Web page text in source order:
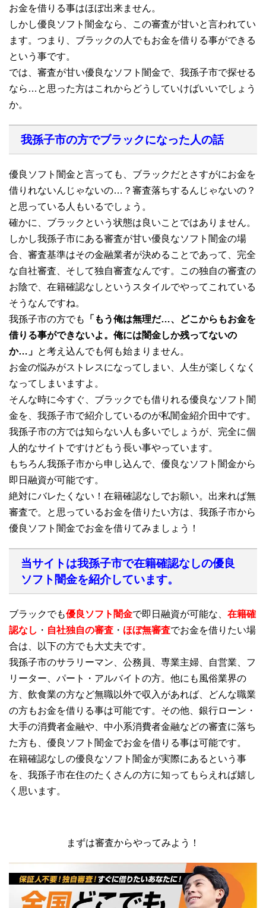
お金を借りる事はほぼ出来ません。
しかし優良ソフト闇金なら、この審査が甘いと言われてい
ます。つまり、ブラックの人でもお金を借りる事ができる
という事です。
では、審査が甘い優良なソフト闇金で、我孫子市で探せる
なら…と思った方はこれからどうしていけばいいでしょう
か。
我孫子市の方でブラックになった人の話
優良ソフト闇金と言っても、ブラックだとさすがにお金を
借りれないんじゃないの…？審査落ちするんじゃないの？
と思っている人もいるでしょう。
確かに、ブラックという状態は良いことではありません。
しかし我孫子市にある審査が甘い優良なソフト闇金の場
合、審査基準はその金融業者が決めることであって、完全
な自社審査、そして独自審査なんです。この独自の審査の
お陰で、在籍確認なしというスタイルでやってこれている
そうなんですね。
我孫子市の方でも
「もう俺は無理だ…、どこからもお金を
借りる事ができないよ。俺には闇金しか残ってないの
か…」 と考え込んでも何も始まりません。
お金の悩みがストレスになってしまい、人生が楽しくなく
なってしまいますよ。
そんな時に今すぐ、ブラックでも借りれる優良なソフト闇
金を、我孫子市で紹介しているのが私闇金紹介田中です。
我孫子市の方では知らない人も多いでしょうが、完全に個
人的なサイトですけどもう長い事やっています。
もちろん我孫子市から申し込んで、優良なソフト闇金から
即日融資が可能です。
絶対にバレたくない！在籍確認なしでお願い。出来れば無
審査で。と思っているお金を借りたい方は、我孫子市から
優良ソフト闇金でお金を借りてみましょう！
当サイトは我孫子市で在籍確認なしの優良
ソフト闇金を紹介しています。
ブラックでも優良ソフト闇金で即日融資が可能な、 在籍確
認なし ・ 自社独自の審査 ・ ほぼ無審査でお金を借りたい場
合は、以下の方でも大丈夫です。
我孫子市のサラリーマン、公務員、専業主婦、自営業、フ
リーター、パート・アルバイトの方。他にも風俗業界の
方、飲食業の方など無職以外で収入があれば、どんな職業
の方もお金を借りる事は可能です。その他、銀行ローン・
大手の消費者金融や、中小系消費者金融などの審査に落ち
た方も、優良ソフト闇金でお金を借りる事は可能です。
在籍確認なしの優良なソフト闇金が実際にあるという事
を、我孫子市在住のたくさんの方に知ってもらえれば嬉し
く思います。
まずは審査からやってみよう！